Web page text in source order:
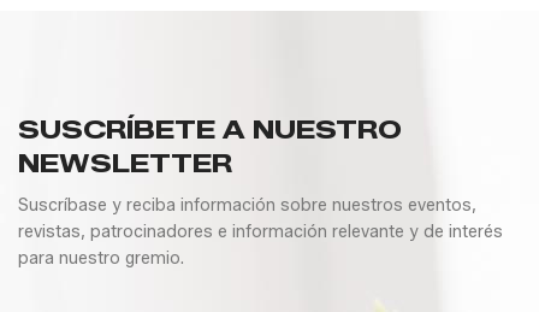
SUSCRÍBETE A NUESTRO
NEWSLETTER
Suscríbase y reciba información sobre nuestros eventos,
revistas, patrocinadores e información relevante y de interés
para nuestro gremio.